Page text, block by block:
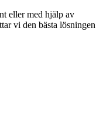
eller med hjälp av
vi den bästa lösningen